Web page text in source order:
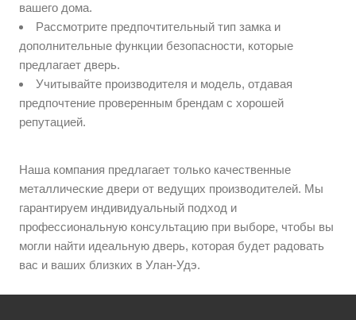
вашего дома.
Рассмотрите предпочтительный тип замка и
дополнительные функции безопасности, которые
предлагает дверь.
Учитывайте производителя и модель, отдавая
предпочтение проверенным брендам с хорошей
репутацией.
Наша компания предлагает только качественные
металлические двери от ведущих производителей. Мы
гарантируем индивидуальный подход и
профессиональную консультацию при выборе, чтобы вы
могли найти идеальную дверь, которая будет радовать
вас и ваших близких в Улан-Удэ.